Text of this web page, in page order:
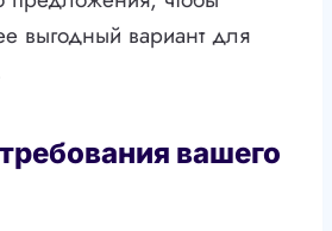
выгодный вариант для
вашего